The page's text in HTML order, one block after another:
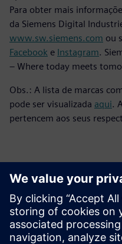
Para obter mais
da Siemens Digital
www.sw.siemens.com ou
Facebook e Instagram.
– Where today meets
Obs.: A lista de marcas
pode ser visualizada aqui.
pertencem aos seus
Contatos para
Siemens Digital Industries
Email: